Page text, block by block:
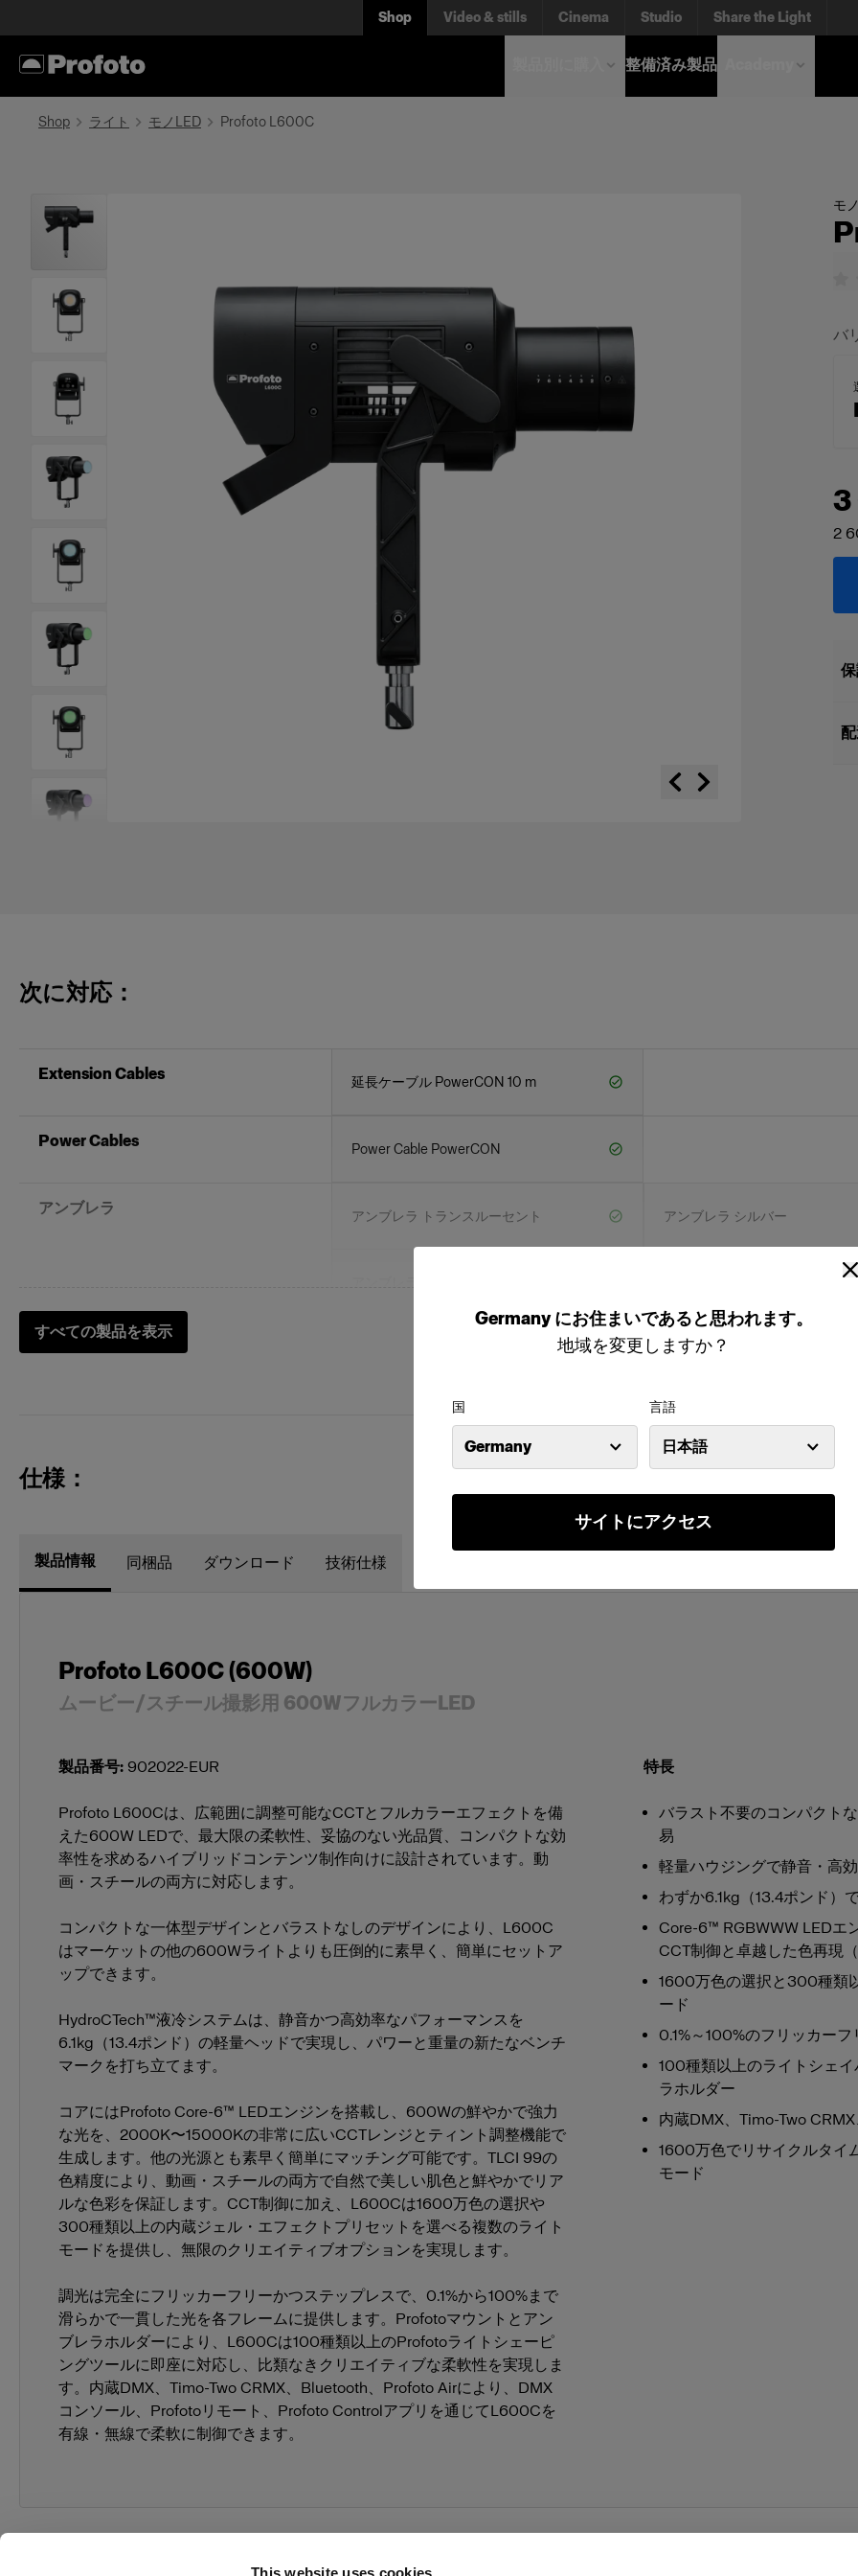
This website uses cookies
Germany にお住まいであると思われます。
地域を変更しますか？
国
Germany
言語
日本語
サイトにアクセス
Shop Video & stills Cinema Studio Share the Light
整備済み製品
Shop ライト モノLED Profoto L600C
モ
バ
2
次に対応：
Extension Cables 延長ケーブル PowerCON 10 m
Power Cables Power Cable PowerCON
アンブレラ アンブレラ トランスルーセント アンブレラ シルバー
アンブレラ ディープ ホワイト
その他
Profoto ソフトボックス オクタ型 ホワイ
Profoto ソフトボックス ストリ
ワイト
RFi ソフトボックス 正方形型 RFi ソフトボックス オクタ型
Profoto ソフトボックス 長方形型 ホワイ
ト
Profoto ソフトボックス オクタ
ハードリフレクター MiniZoom Reflector
PowerBeam Reflector
MaxiZoomリフレクター ズームリフレクター
バーンドア
バッグ＆ケース
ビューティーディッシュ ソフトライトリフレクター ホワイト ソフトライトリフレクター シル
Stand Locking Screw for L600
折りたたみ式リフレクター リフレクター ゴールド/ホワイト リフレクター シルバー/ホワイト
リフレクター サンシルバー/ホワイト
すべての製品を表示
仕様：
製品情報 同梱品 ダウンロード 技術仕様
Profoto L600C (600W)
ムービー/スチール撮影用 600WフルカラーLED
製品番号: 902022-EUR
Profoto L600Cは、広範囲に調整可能なCCTとフルカラーエフェクトを備
えた600W LEDで、最大限の柔軟性、妥協のない光品質、コンパクトな効
率性を求めるハイブリッドコンテンツ制作向けに設計されています。動
画・スチールの両方に対応します。
コンパクトな一体型デザインとバラストなしのデザインにより、L600C
はマーケットの他の600Wライトよりも圧倒的に素早く、簡単にセットア
ップできます。
HydroCTech™液冷システムは、静音かつ高効率なパフォーマンスを
6.1kg（13.4ポンド）の軽量ヘッドで実現し、パワーと重量の新たなベンチ
マークを打ち立てます。
コアにはProfoto Core-6™ LEDエンジンを搭載し、600Wの鮮やかで強力
な光を、2000K〜15000Kの非常に広いCCTレンジとティント調整機能で
生成します。他の光源とも素早く簡単にマッチング可能です。TLCI 99の
色精度により、動画・スチールの両方で自然で美しい肌色と鮮やかでリア
ルな色彩を保証します。CCT制御に加え、L600Cは1600万色の選択や
300種類以上の内蔵ジェル・エフェクトプリセットを選べる複数のライト
モードを提供し、無限のクリエイティブオプションを実現します。
調光は完全にフリッカーフリーかつステップレスで、0.1%から100%まで
滑らかで一貫した光を各フレームに提供します。Profotoマウントとアン
ブレラホルダーにより、L600Cは100種類以上のProfotoライトシェーピ
ングツールに即座に対応し、比類なきクリエイティブな柔軟性を実現しま
す。内蔵DMX、Timo-Two CRMX、Bluetooth、Profoto Airにより、DMX
コンソール、Profotoリモート、Profoto Controlアプリを通じてL600Cを
有線・無線で柔軟に制御できます。
特長
バラスト不要のコンパクト
易
軽量ハウジングで静音・高
わずか6.1kg（13.4ポンド）
Core-6™ RGBWWW LED
CCT制御と卓越した色再現（
1600万色の選択と300種類
ード
0.1%～100%のフリッカー
100種類以上のライトシェ
ラホルダー
内蔵DMX、Timo-Two
1600万色でリサイクルタイ
モード